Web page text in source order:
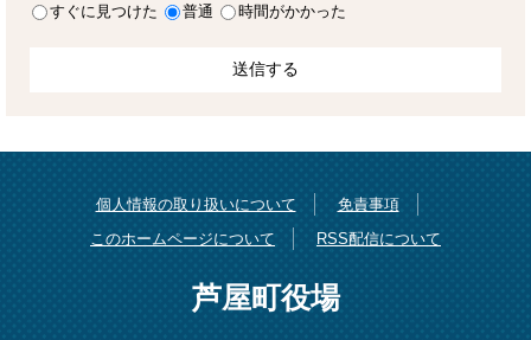
すぐに見つけた 普通 時間がかかった
個人情報の取り扱いについて
免責事項
このホームページについて
RSS配信について
芦屋町役場